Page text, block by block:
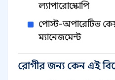
ল্যাপারোস্কোপি
পোস্ট-অপারেটিভ
ম্যানেজমেন্ট
রোগীর জন্য কেন এই